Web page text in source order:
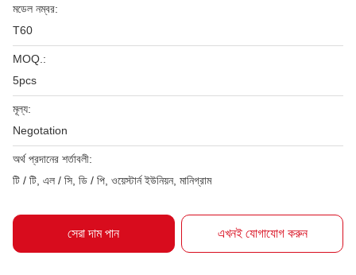
মডেল নম্বর:
T60
MOQ.:
5pcs
মূল্য:
Negotation
অর্থ প্রদানের শর্তাবলী:
টি / টি, এল / সি, ডি / পি, ওয়েস্টার্ন ইউনিয়ন, মানিগ্রাম
সেরা দাম পান এখনই যোগাযোগ করুন